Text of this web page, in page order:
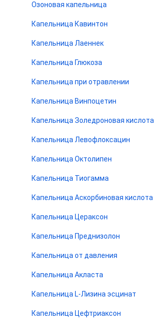
Озоновая капельница
Капельница Кавинтон
Капельница Лаеннек
Капельница Глюкоза
Капельница при отравлении
Капельница Винпоцетин
Капельница Золедроновая кислота
Капельница Левофлоксацин
Капельница Октолипен
Капельница Тиогамма
Капельница Аскорбиновая кислота
Капельница Цераксон
Капельница Преднизолон
Капельница от давления
Капельница Акласта
Капельница L-Лизина эсцинат
Капельница Цефтриаксон